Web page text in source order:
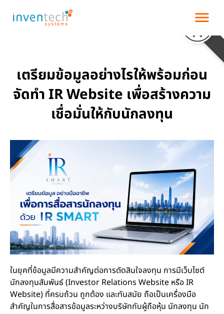
menu
เตรียมข้อมูลอย่างไรให้พร้อมก่อน
จัดทำ IR Website เพื่อสร้างความ
เชื่อมั่นให้กับนักลงทุน
ในยุคที่ข้อมูลมีความสำคัญต่อการตัดสินใจลงทุน การมีเว็บไซต์
นักลงทุนสัมพันธ์ (Investor Relations Website หรือ IR
Website) ที่ครบถ้วน ถูกต้อง และทันสมัย ถือเป็นเครื่องมือ
สำคัญในการสื่อสารข้อมูลระหว่างบริษัทกับผู้ถือหุ้น นักลงทุน นัก